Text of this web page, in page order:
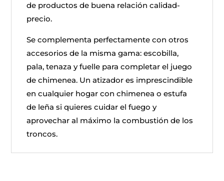
de productos de buena relación calidad-
precio.
Se complementa perfectamente con otros
accesorios de la misma gama: escobilla,
pala, tenaza y fuelle para completar el juego
de chimenea. Un atizador es imprescindible
en cualquier hogar con chimenea o estufa
de leña si quieres cuidar el fuego y
aprovechar al máximo la combustión de los
troncos.